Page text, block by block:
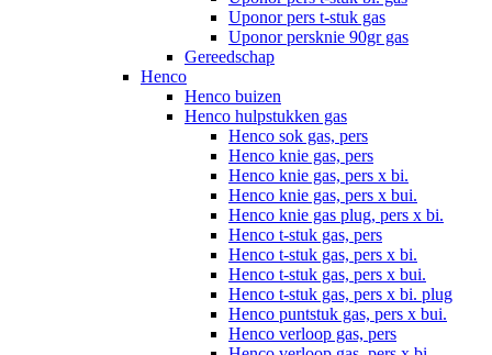
Uponor pers t-stuk gas
Uponor persknie 90gr gas
Gereedschap
Henco
Henco buizen
Henco hulpstukken gas
Henco sok gas, pers
Henco knie gas, pers
Henco knie gas, pers x bi.
Henco knie gas, pers x bui.
Henco knie gas plug, pers x bi.
Henco t-stuk gas, pers
Henco t-stuk gas, pers x bi.
Henco t-stuk gas, pers x bui.
Henco t-stuk gas, pers x bi. plug
Henco puntstuk gas, pers x bui.
Henco verloop gas, pers